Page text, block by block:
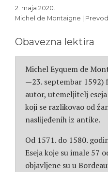
2. maja 2020.
Michel de Montaigne |
Obavezna lektira
Michel Eyquem de
—23. septembar 1592)
autor, utemeljitelj
koji se razlikovao od
naslijeđenih iz antike.
Od 1571. do 1580.
Eseja koje su imale 57
objavljene su u